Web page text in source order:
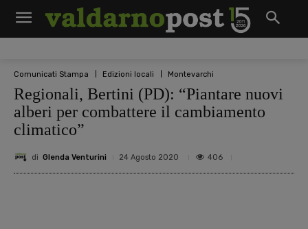
Comunicati Stampa Edizioni locali Montevarchi
Regionali, Bertini (PD): “Piantare nuovi
alberi per combattere il cambiamento
climatico”
di Glenda Venturini 24 Agosto 2020 406